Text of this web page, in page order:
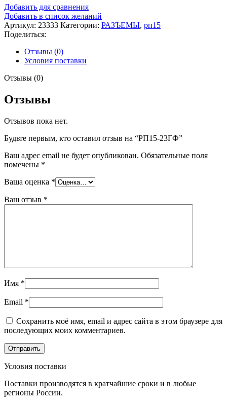
Добавить для сравнения
Добавить в список желаний
Артикул: 23333 Категории: РАЗЪЕМЫ, рп15
Поделиться:
Отзывы (0)
Условия поставки
Отзывы (0)
Отзывы
Отзывов пока нет.
Будьте первым, кто оставил отзыв на “РП15-23ГФ”
Ваш адрес email не будет опубликован. Обязательные поля
помечены *
Ваша оценка *
Ваш отзыв *
Имя *
Email *
Сохранить моё имя, email и адрес сайта в этом браузере для
последующих моих комментариев.
Условия поставки
Поставки производятся в кратчайшие сроки и в любые
регионы России.